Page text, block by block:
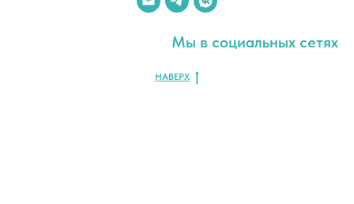
Мы в социальных сетях
НАВЕРХ